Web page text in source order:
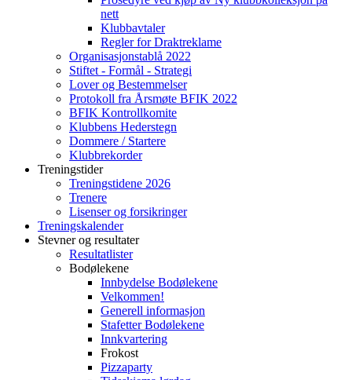
nett
Klubbavtaler
Regler for Draktreklame
Organisasjonstablå 2022
Stiftet - Formål - Strategi
Lover og Bestemmelser
Protokoll fra Årsmøte BFIK 2022
BFIK Kontrollkomite
Klubbens Hederstegn
Dommere / Startere
Klubbrekorder
Treningstider
Treningstidene 2026
Trenere
Lisenser og forsikringer
Treningskalender
Stevner og resultater
Resultatlister
Bodølekene
Innbydelse Bodølekene
Velkommen!
Generell informasjon
Stafetter Bodølekene
Innkvartering
Frokost
Pizzaparty